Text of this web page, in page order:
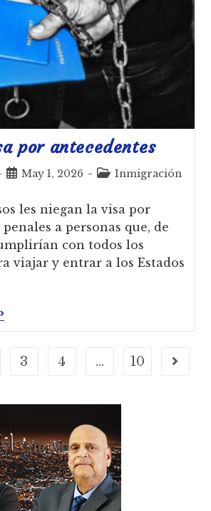
por antecedentes
May 1, 2026 Inmigración
les niegan la visa por
a personas que, de
con todos los
viajar y entrar a los Estados
3 4 … 10